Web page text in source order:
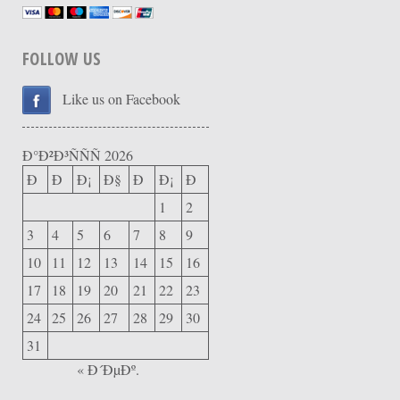
FOLLOW US
Like us on Facebook
Ð°Ð²Ð³ÑÑÑ 2026
Ð
Ð Ð¡ Ð§ Ð Ð¡
Ð
1
2
3
4 5 6 7 8
9
10
11 12 13 14 15
16
17
18 19 20 21 22
23
24 25 26 27 28 29
30
31
« Ð´ÐµÐº.